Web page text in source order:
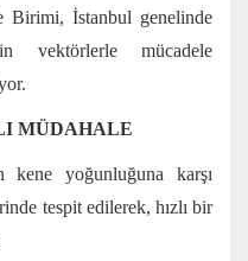
Birimi, İstanbul genelinde
vektörlerle mücadele
MÜDAHALE
yoğunluğuna karşı
tespit edilerek, hızlı bir